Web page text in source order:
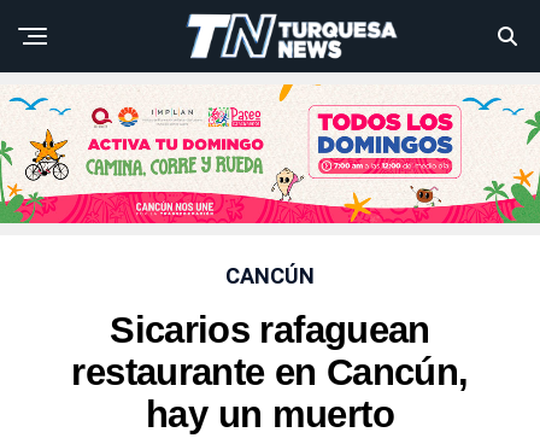
CANCÚN
Sicarios rafaguean
restaurante en Cancún,
hay un muerto